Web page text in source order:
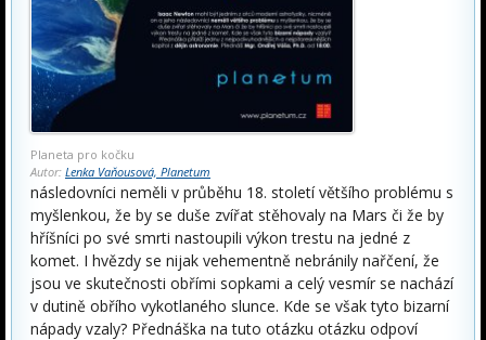
Planeta pro kočku
Autor: Lenka Vaňousová, Planetum
následovníci neměli v průběhu 18. století většího problému s
myšlenkou, že by se duše zvířat stěhovaly na Mars či že by
hříšníci po své smrti nastoupili výkon trestu na jedné z
komet. I hvězdy se nijak vehementně nebránily nařčení, že
jsou ve skutečnosti obřími sopkami a celý vesmír se nachází
v dutině obřího vykotlaného slunce. Kde se však tyto bizarní
nápady vzaly? Přednáška na tuto otázku otázku odpoví